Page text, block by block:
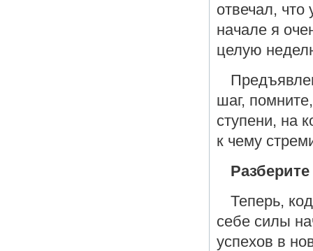
отвечал,
начале я
целую
шаг,
ступени, на
к чему
Теперь,
себе силы
успехов в